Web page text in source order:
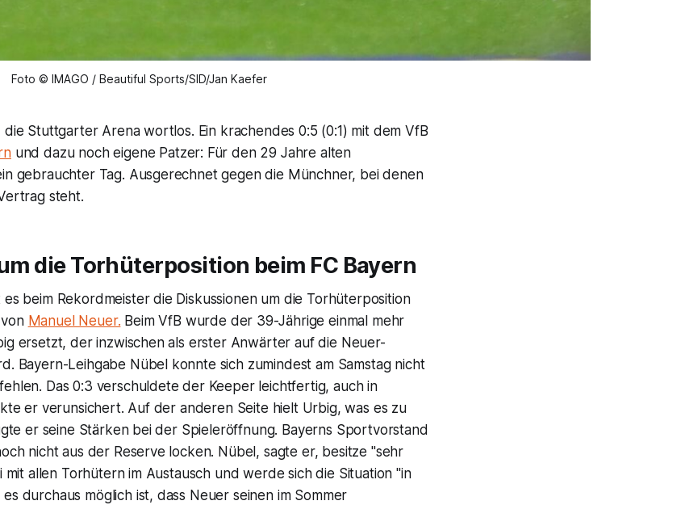
Foto © IMAGO / Beautiful Sports/SID/Jan Kaefer
Stuttgarter Arena wortlos. Ein krachendes 0:5 (0:1) mit dem VfB
und dazu noch eigene Patzer: Für den 29 Jahre alten
gebrauchter Tag. Ausgerechnet gegen die Münchner, bei denen
steht.
die Torhüterposition beim FC Bayern
beim Rekordmeister die Diskussionen um die Torhüterposition
Manuel Neuer. Beim VfB wurde der 39-Jährige einmal mehr
ersetzt, der inzwischen als erster Anwärter auf die Neuer-
Bayern-Leihgabe Nübel konnte sich zumindest am Samstag nicht
Das 0:3 verschuldete der Keeper leichtfertig, auch in
er verunsichert. Auf der anderen Seite hielt Urbig, was es zu
er seine Stärken bei der Spieleröffnung. Bayerns Sportvorstand
nicht aus der Reserve locken. Nübel, sagte er, besitze "sehr
mit allen Torhütern im Austausch und werde sich die Situation "in
es durchaus möglich ist, dass Neuer seinen im Sommer